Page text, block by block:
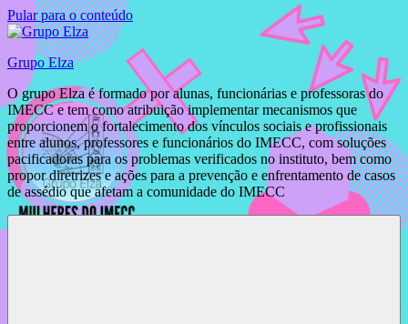
Pular para o conteúdo
Grupo Elza
O grupo Elza é formado por alunas, funcionárias e professoras do
IMECC e tem como atribuição implementar mecanismos que
proporcionem o fortalecimento dos vínculos sociais e profissionais
entre alunos, professores e funcionários do IMECC, com soluções
pacificadoras para os problemas verificados no instituto, bem como
propor diretrizes e ações para a prevenção e enfrentamento de casos
de assédio que afetam a comunidade do IMECC